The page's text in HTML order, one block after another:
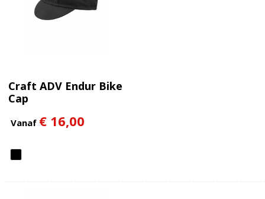
Craft ADV Endur Bike
Cap
Vanaf € 16,00